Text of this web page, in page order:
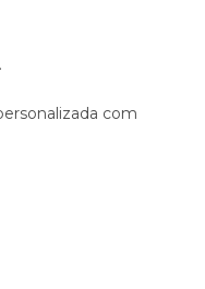
com